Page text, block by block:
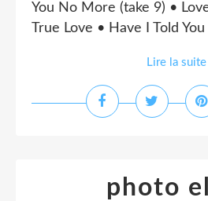
You No More (take 9) •
True Love • Have I Told
Lire la suite
photo